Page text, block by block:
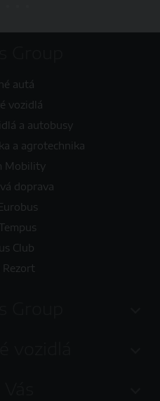
autá
vozidlá
a autobusy
a agrotechnika
Mobility
doprava
Club
Rezort